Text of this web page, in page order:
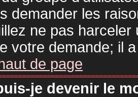
demander les
ne pas
votre demande; il
de page
je devenir le